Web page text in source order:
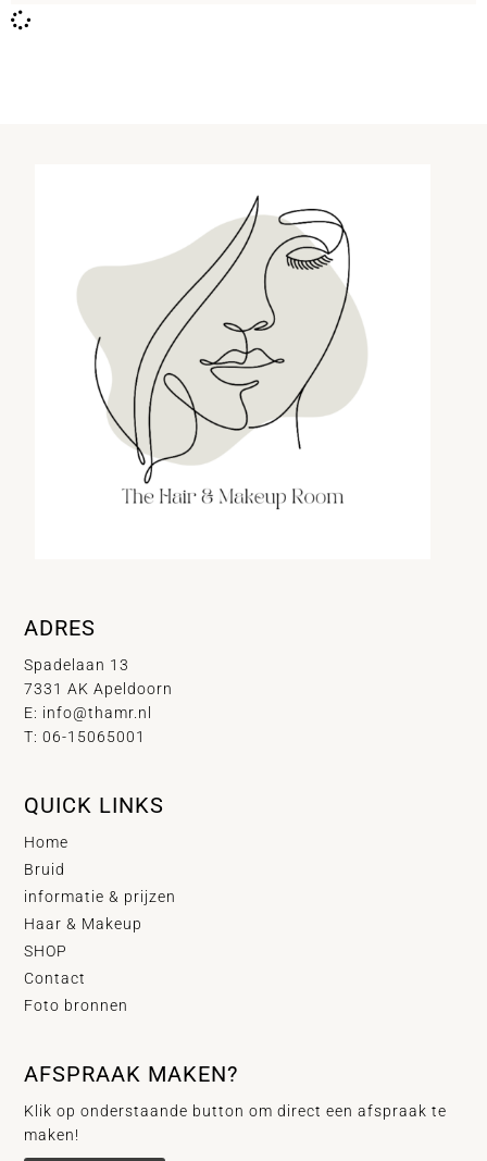
ADRES
Spadelaan 13
7331 AK Apeldoorn
E: info@thamr.nl
T: 06-15065001
QUICK LINKS
Home
Bruid
informatie & prijzen
Haar & Makeup
SHOP
Contact
Foto bronnen
AFSPRAAK MAKEN?
Klik op onderstaande button om direct een afspraak te
maken!